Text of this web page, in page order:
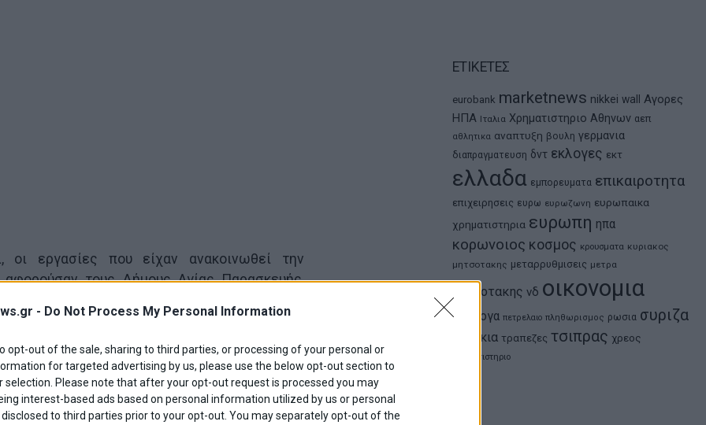
- Do Not Process My Personal Information
opt-out of the sale, sharing to third parties, or processing of your personal or
for targeted advertising by us, please use the below opt-out section to
selection. Please note that after your opt-out request is processed you may
interest-based ads based on personal information utilized by us or personal
to third parties prior to your opt-out. You may separately opt-out of the
oι εργασίες που είχαν ανακοινωθεί την
τους Δήμους Αγίας Παρασκευής,
και Ραφήνας – Πικερμίου και είχαν
31 Μαρτίου και για την Τετάρτη 1η Απριλίου
καιρικών φαινομένων που αναμένονται.
ανακοίνωση για τον προγραμματισμό των
ΕΤΙΚΕΤΕΣ
eurobank marketnews nikkei wall
Αγορες
ΗΠΑ Ιταλια Χρηματιστηριο Αθηνων αεπ
αθλητικα αναπτυξη βουλη γερμανια
διαπραγματευση δντ εκλογες εκτ
ελλαδα εμπορευματα επικαιροτητα
επιχειρησεις ευρω ευρωζωνη ευρωπαικα
χρηματιστηρια ευρωπη ηπα
κορωνοιος κοσμος κρουσματα κυριακος
μητσοτακης μεταρρυθμισεις μετρα
μητσοτακης νδ οικονομια
ομολογα πετρελαιο πληθωρισμος ρωσια συριζα
τουρκια τραπεζες τσιπρας χρεος
χρηματιστηριο